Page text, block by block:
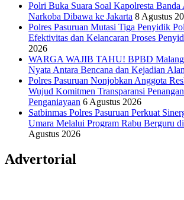
Polri Buka Suara Soal Kapolresta Banda
Narkoba Dibawa ke Jakarta 8 Agustus
Polres Pasuruan Mutasi Tiga Penyidik
Efektivitas dan Kelancaran Proses
2026
WARGA WAJIB TAHU! BPBD Malang
Nyata Antara Bencana dan Kejadian
Polres Pasuruan Nonjobkan Anggota
Wujud Komitmen Transparansi
Penganiayaan 6 Agustus 2026
Satbinmas Polres Pasuruan Perkuat
Umara Melalui Program Rabu Berguru
Agustus 2026
Advertorial